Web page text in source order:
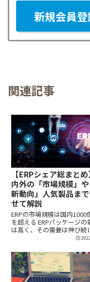
新規会員登
関連記事
【ERPシェア総まと
内外の「市場規模」
新動向」人気製品ま
せて解説
ERPの市場規模は国内1000
を超える ERPパッケージの
は高く、その需要は伸び続